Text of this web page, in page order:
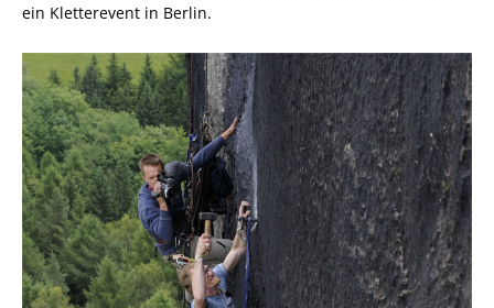
ein Kletterevent in Berlin.